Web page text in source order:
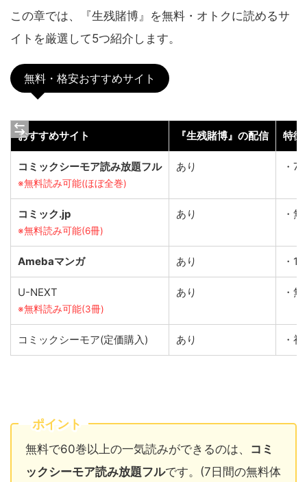
この章では、『生残賭博』を無料・オトクに読めるサ
イトを厳選して5つ紹介します。
無料・格安おすすめサイト
おすすめサイト 『生残賭博』の配信 特徴
コミックシーモア読み放題フル
※無料読み可能(ほぼ全巻)
あり ・7
コミック.jp
※無料読み可能(6冊)
あり ・
Amebaマンガ あり ・
U-NEXT
※無料読み可能(3冊)
あり ・
コミックシーモア(定価購入) あり ・
ポイント
無料で60巻以上の一気読みができるのは、 コミ
ックシーモア読み放題フルです。(7日間の無料体